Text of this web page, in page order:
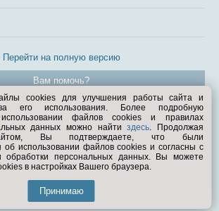
Перейти на полную версию
Вам помочь?
© Exist.ru 1998—2026
cookies для улучшения работы сайта и
его использования. Более подробную
файлов cookies и правилах
данных можно найтиздесь. Продолжая
Вы подтверждаете, что были
использовании файлов cookies и согласны с
обработки персональных данных. Вы можете
в настройках Вашего браузера.
Принимаю